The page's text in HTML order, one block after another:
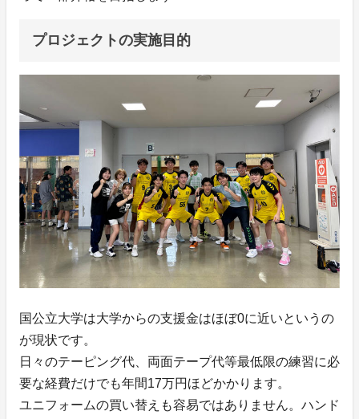
プロジェクトの実施目的
国公立大学は大学からの支援金はほぼ0に近いというの
が現状です。
日々のテーピング代、両面テープ代等最低限の練習に必
要な経費だけでも年間17万円ほどかかります。
ユニフォームの買い替えも容易ではありません。ハンド